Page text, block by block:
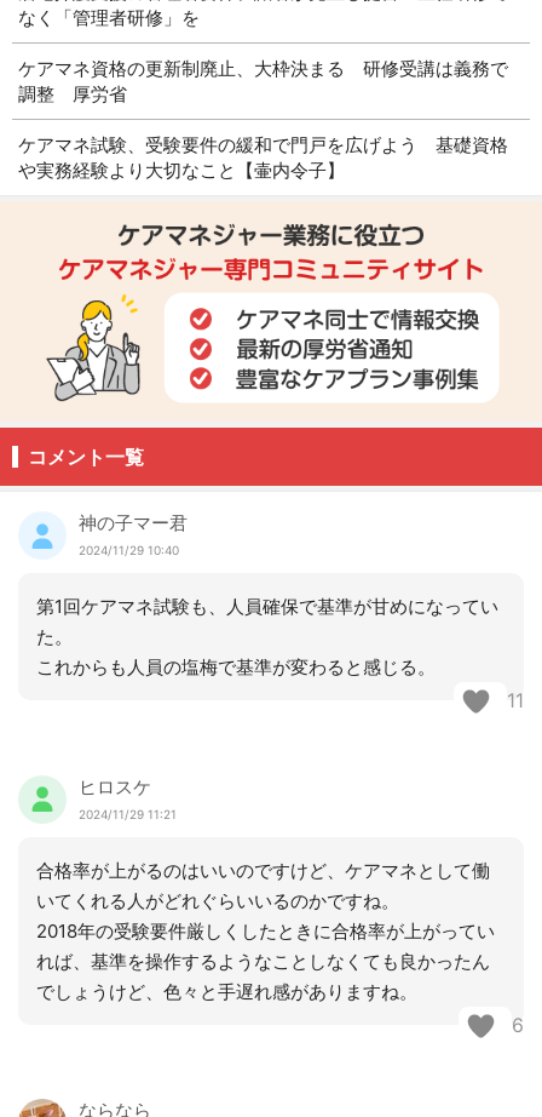
なく「管理者研修」を
ケアマネ資格の更新制廃止、大枠決まる 研修受講は義務で
調整 厚労省
ケアマネ試験、受験要件の緩和で門戸を広げよう 基礎資格
や実務経験より大切なこと【壷内令子】
コメント一覧
神の子マー君
2024/11/29 10:40
第1回ケアマネ試験も、人員確保で基準が甘めになってい
た。
これからも人員の塩梅で基準が変わると感じる。
11
ヒロスケ
2024/11/29 11:21
合格率が上がるのはいいのですけど、ケアマネとして働
いてくれる人がどれぐらいいるのかですね。
2018年の受験要件厳しくしたときに合格率が上がってい
れば、基準を操作するようなことしなくても良かったん
でしょうけど、色々と手遅れ感がありますね。
6
ならなら